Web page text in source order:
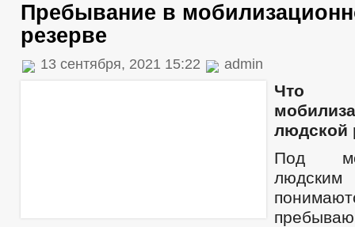
Пребывание в
резерве
13 сентября, 2021 15:22 admin
людской
Под